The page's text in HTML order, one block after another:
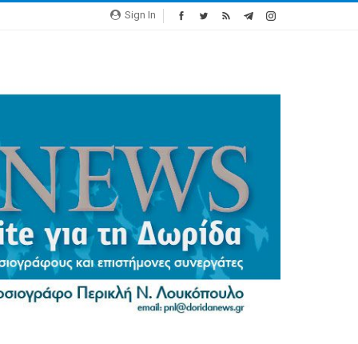
Sign In